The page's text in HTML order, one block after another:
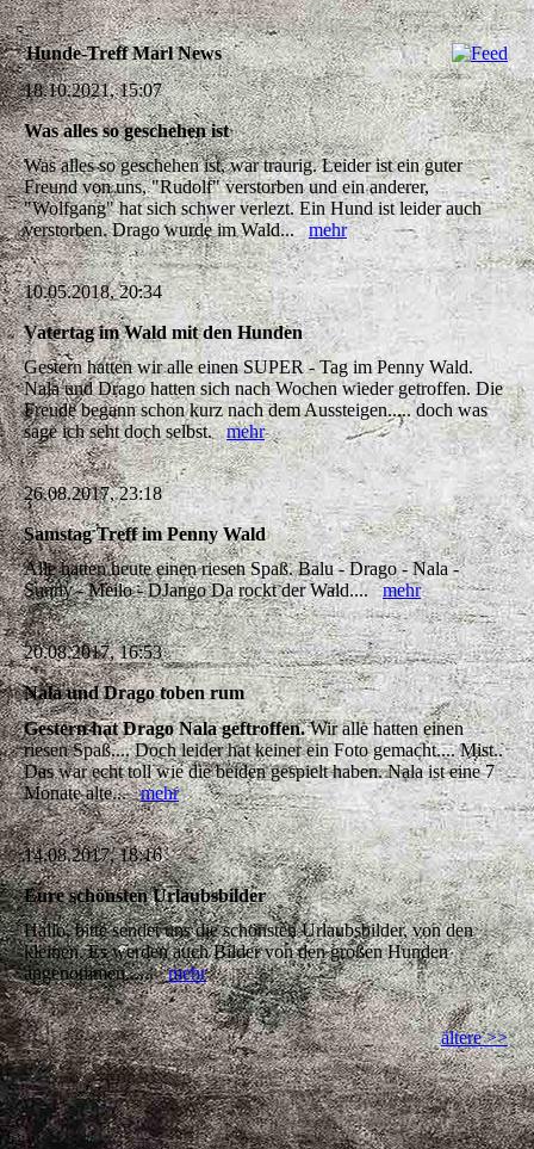
Hunde-Treff Marl News
18.10.2021, 15:07
Was alles so geschehen ist
Was alles so geschehen ist, war traurig. Leider ist ein guter
Freund von uns, "Rudolf" verstorben und ein anderer,
"Wolfgang" hat sich schwer verlezt. Ein Hund ist leider auch
verstorben. Drago wurde im Wald...mehr
10.05.2018, 20:34
Vatertag im Wald mit den Hunden
Gestern hatten wir alle einen SUPER - Tag im Penny Wald.
Nala und Drago hatten sich nach Wochen wieder getroffen. Die
Freude begann schon kurz nach dem Aussteigen..... doch was
sage ich seht doch selbst.mehr
26.08.2017, 23:18
Samstag Treff im Penny Wald
Alle hatten heute einen riesen Spaß. Balu - Drago - Nala -
Sunny - Meilo - DJango Da rockt der Wald....mehr
20.08.2017, 16:53
Nala und Drago toben rum
Gestern hat Drago Nala geftroffen.Wir alle hatten einen
riesen Spaß.... Doch leider hat keiner ein Foto gemacht.... Mist..
Das war echt toll wie die beiden gespielt haben. Nala ist eine 7
Monate alte...mehr
14.08.2017, 18:16
Eure schönsten Urlaubsbilder
Hallo, bitte sendet uns die schönsten Urlaubsbilder, von den
kleinen. Es werden auch Bilder von den großen Hunden
angenommen......mehr
ältere >>